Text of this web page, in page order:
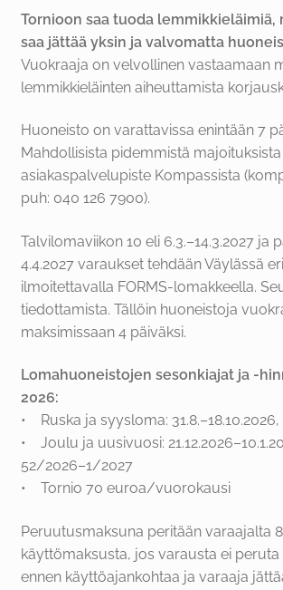
Tornioon saa tuoda lemmikkieläimiä,
saa jättää yksin ja valvomatta
Vuokraaja on velvollinen vastaamaan
lemmikkieläinten aiheuttamista
Huoneisto on varattavissa enintään 7
Mahdollisista pidemmistä
asiakaspalvelupiste Kompassista
puh: 040 126 7900).
Talvilomaviikon 10 eli 6.3.–14.3.2027 ja
4.4.2027 varaukset tehdään Väylässä
ilmoitettavalla FORMS-lomakkeella.
tiedottamista. Tällöin huoneistoja
maksimissaan 4 päiväksi.
Lomahuoneistojen sesonkiajat ja -
2026:
• Ruska ja syysloma:
• Joulu ja uusivuosi:
52/2026–1/2027
• Tornio 70 euroa/vuorokausi
Peruutusmaksuna peritään varaajalta
käyttömaksusta, jos varausta ei peruta
ennen käyttöajankohtaa ja varaaja